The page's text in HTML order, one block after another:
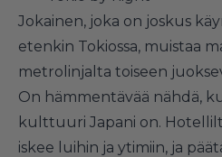
Jokainen, joka on joskus
etenkin Tokiossa, muistaa
metrolinjalta toiseen
On hämmentävää nähdä,
kulttuuri Japani on.
iskee luihin ja ytimiin, ja